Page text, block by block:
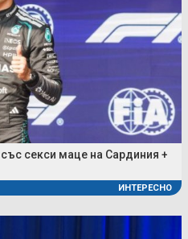
секси маце на Сардиния +
ИНТЕРЕСНО